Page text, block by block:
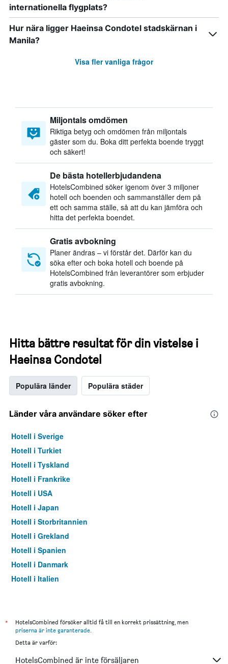
internationella flygplats?
Hur nära ligger Haeinsa Condotel stadskärnan i
Manila?
Visa fler vanliga frågor
Miljontals omdömen
Riktiga betyg och omdömen från miljontals
gäster som du. Boka ditt perfekta boende tryggt
och säkert!
De bästa hotellerbjudandena
HotelsCombined söker igenom över 3 miljoner
hotell och boenden och sammanställer dem på
ett och samma ställe, så att du kan jämföra och
hitta det perfekta boendet.
Gratis avbokning
Planer ändras – vi förstår det. Därför kan du
söka efter och boka hotell och boende på
HotelsCombined från leverantörer som erbjuder
gratis avbokning.
Hitta bättre resultat för din vistelse i
Haeinsa Condotel
Populära länder Populära städer
Länder våra användare söker efter
Hotell i Sverige
Hotell i Turkiet
Hotell i Tyskland
Hotell i Frankrike
Hotell i USA
Hotell i Japan
Hotell i Storbritannien
Hotell i Grekland
Hotell i Spanien
Hotell i Danmark
Hotell i Italien
*
HotelsCombined försöker alltid få till en korrekt prissättning, men
priserna är inte garanterade.
Detta är varför:
HotelsCombined är inte försäljaren